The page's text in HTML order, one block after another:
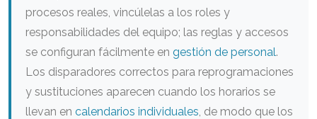
procesos reales, vincúlelas a los roles y
responsabilidades del equipo; las reglas y accesos
se configuran fácilmente en gestión de personal.
Los disparadores correctos para reprogramaciones
y sustituciones aparecen cuando los horarios se
llevan en calendarios individuales , de modo que los